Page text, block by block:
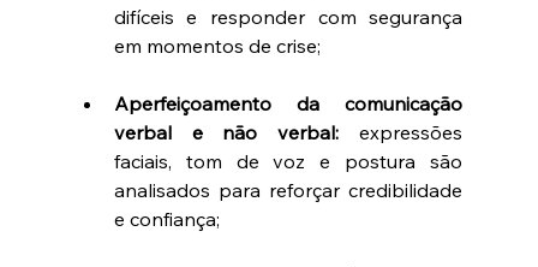
difíceis e responder com segurança
em momentos de crise;
Aperfeiçoamento da comunicação
verbal e não verbal: expressões
faciais, tom de voz e postura são
analisados para reforçar credibilidade
e confiança;